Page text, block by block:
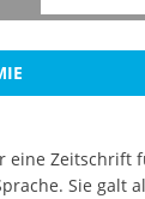
eine Zeitschrift
Sie galt